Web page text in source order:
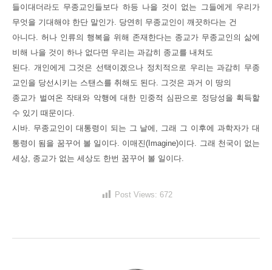
들이대더라도 무종교인들보다 하등 나을 것이 없는 그들에게 우리가
무엇을 기대해야 한단 말인가. 당연히 무종교인이 깨끗하다는 건
아니다. 허나 인류의 행복을 위해 존재한다는 종교가 무종교인의 삶에
비해 나을 것이 하나 없다면 우리는 과감히 종교를 내쳐도
된다. 개인에게 그것은 선택이겠으나 정치적으로 우리는 과감히 무종
교인을 당선시키는 스탠스를 취해도 된다. 그것은 과거 이 땅의
종교가 벌여온 작태와 악행에 대한 민중적 심판으로 정당성을 획득할
수 있기 때문이다.
시바. 무종교인이 대통령이 되는 그 날에, 그래 그 이후에 과학자가 대
통령이 됨을 꿈꾸어 볼 일이다. 이매진(Imagine)이다. 그래 천국이 없는
세상, 종교가 없는 세상도 한번 꿈꾸어 볼 일이다.
Post Views: 672